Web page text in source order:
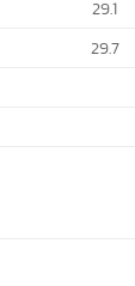
29.1
29.7